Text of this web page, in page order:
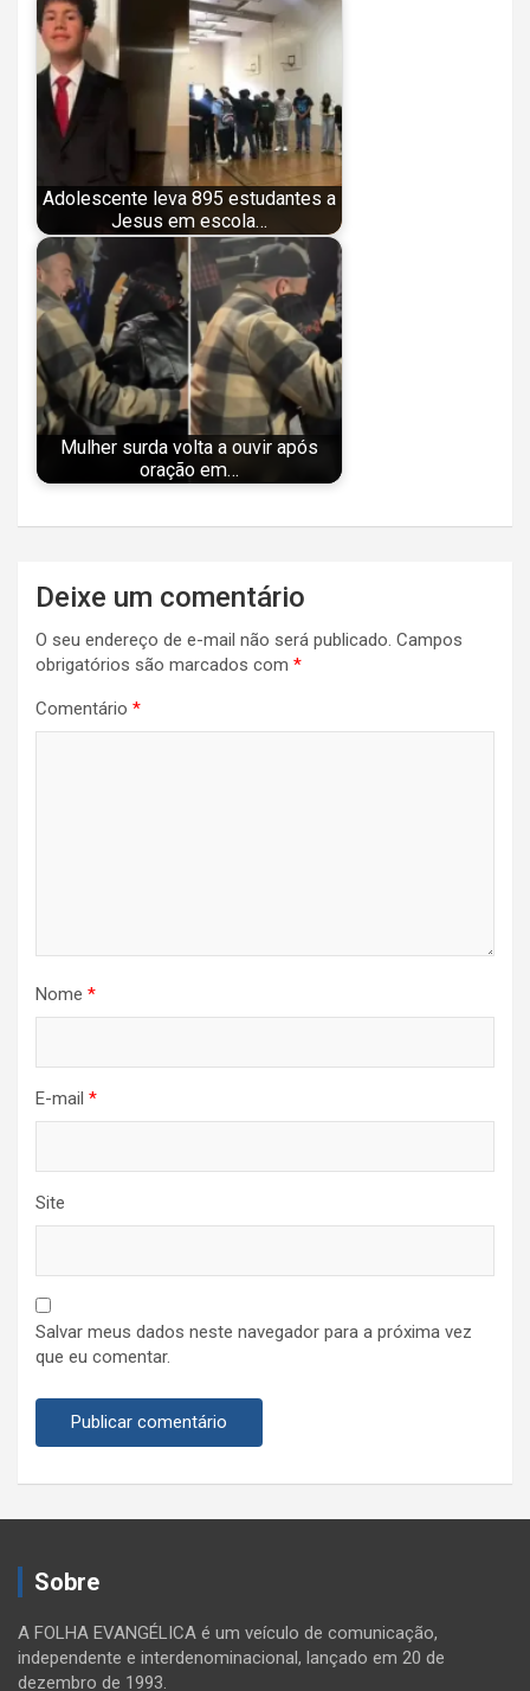
Adolescente leva 895 estudantes a
Jesus em escola…
Mulher surda volta a ouvir após
oração em…
Navegação
de
Post
Deixe um comentário
O seu endereço de e-mail não será publicado. Campos
obrigatórios são marcados com *
Comentário *
Nome *
E-mail *
Site
Salvar meus dados neste navegador para a próxima vez
que eu comentar.
Sobre
A FOLHA EVANGÉLICA é um veículo de comunicação,
independente e interdenominacional, lançado em 20 de
dezembro de 1993.